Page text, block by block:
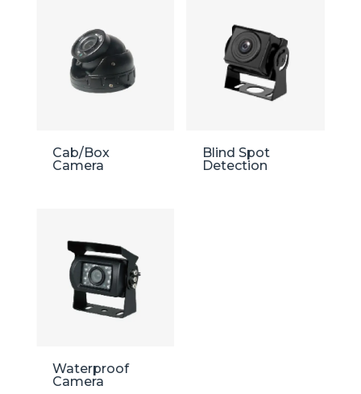
Cab/Box
Camera
Blind Spot
Detection
Waterproof
Camera